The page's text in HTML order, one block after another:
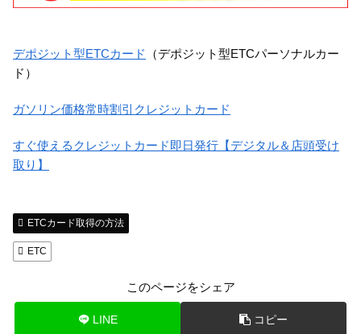
デポジット型ETCカード
（デポジット型ETCパーソナルカー
ド）
ガソリン価格常時割引クレジットカード
すぐ使えるクレジットカード即日発行【デジタル＆店頭受け
取り】
ETCカード取得の方法
ETC
このページをシェア
LINE コピー